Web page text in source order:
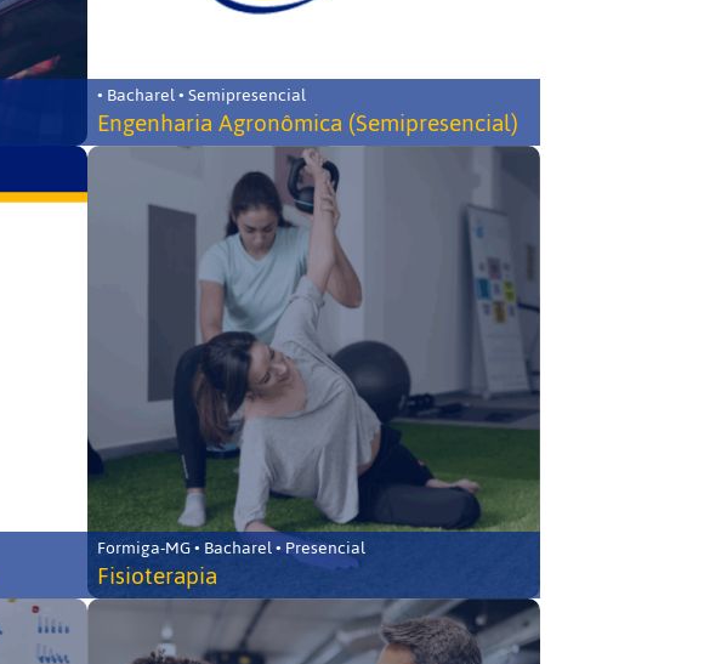
• Bacharel • Semipresencial
Engenharia Agronômica (Semipresencial)
Formiga-MG • Bacharel • Presencial
Fisioterapia